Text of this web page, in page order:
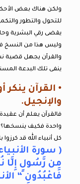
ولكن هناك بعض
للتحول والتطور
يقضى رقي البشرية
وليس هذا من النسخ
والقرآن يجهل قضية
ينفى تلك البدعة
• القرآن ينكر
والإنجيل.
فالقرآن يعلم أن عقيدة
واحدة فكيف ينسخها؟
كل أنبياء الله قد كرزوا
مِن رَّسُولٍ إِلَّا
فَاعْبُدُونِ “